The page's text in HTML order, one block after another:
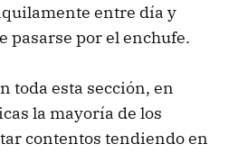
entre día y
pasarse por el enchufe.
toda esta sección, en
la mayoría de los
contentos tendiendo en